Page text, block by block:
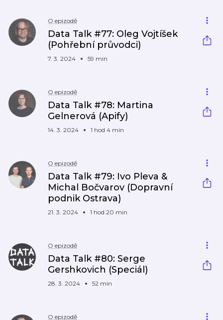
O epizodě
Data Talk #77: Oleg Vojtíšek
(Pohřební průvodci)
7. 3. 2024 59 min
O epizodě
Data Talk #78: Martina
Gelnerová (Apify)
14. 3. 2024 1 hod 4 min
O epizodě
Data Talk #79: Ivo Pleva &
Michal Bočvarov (Dopravní
podnik Ostrava)
21. 3. 2024 1 hod 20 min
O epizodě
Data Talk #80: Serge
Gershkovich (Speciál)
28. 3. 2024 52 min
O epizodě